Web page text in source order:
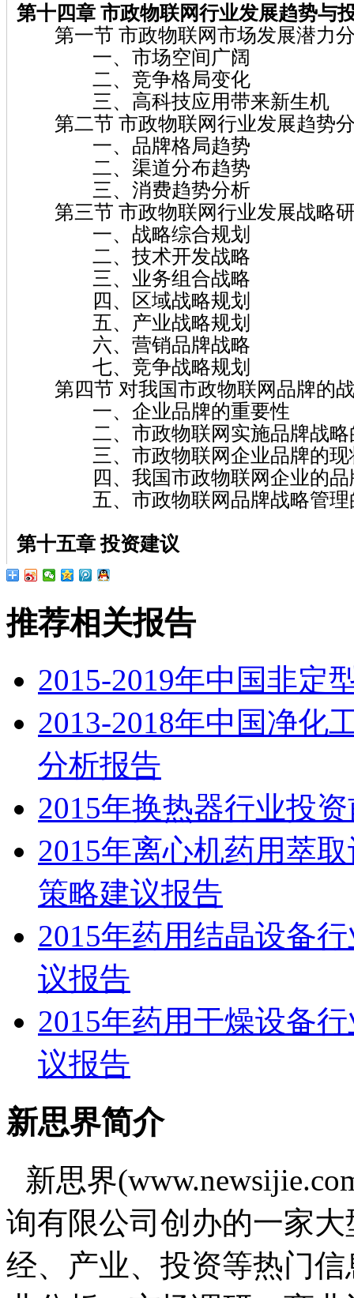
第十四章 市政物联网行业发展趋势与
第一节 市政物联网市场发展潜力
一、市场空间广阔
二、竞争格局变化
三、高科技应用带来新生机
第二节 市政物联网行业发展趋势
一、品牌格局趋势
二、渠道分布趋势
三、消费趋势分析
第三节 市政物联网行业发展战略
一、战略综合规划
二、技术开发战略
三、业务组合战略
四、区域战略规划
五、产业战略规划
六、营销品牌战略
七、竞争战略规划
第四节 对我国市政物联网品牌的
一、企业品牌的重要性
二、市政物联网实施品牌战略
三、市政物联网企业品牌的现
四、我国市政物联网企业的品
五、市政物联网品牌战略管理
第十五章投资建议
推荐相关报告
2015-2019年中国非定
2013-2018年中国净化
分析报告
2015年换热器行业投
2015年离心机药用萃
策略建议报告
2015年药用结晶设备
议报告
2015年药用干燥设备
议报告
新思界简介
新思界
询有限公司创办的一家
经、产业、投资等热门